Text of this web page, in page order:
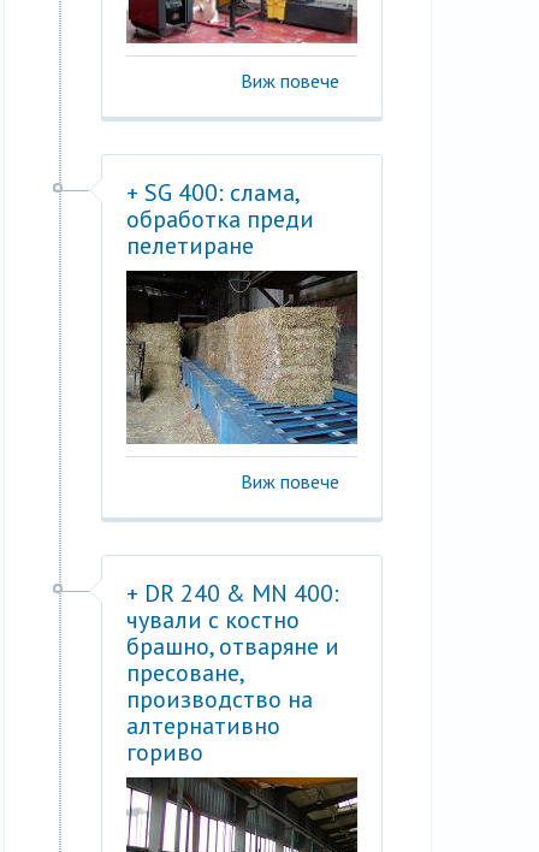
Виж повече
+ SG 400: слама,
обработка преди
пелетиране
Виж повече
+ DR 240 & MN 400:
чували с костно
брашно, отваряне и
пресоване,
производство на
алтернативно
гориво